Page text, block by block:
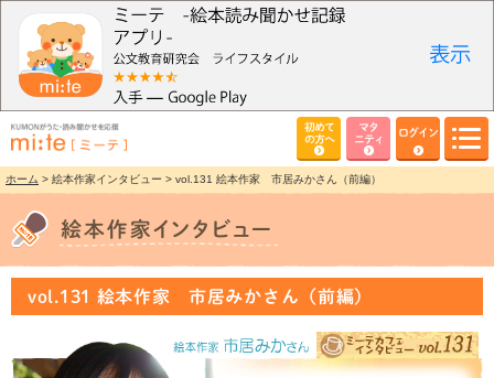
初めて
の方へ
マタ
ニティ
ログイン
ホーム > 絵本作家インタビュー > vol.131 絵本作家 市居みかさん（前編）
vol.131 絵本作家 市居みかさん（前編）